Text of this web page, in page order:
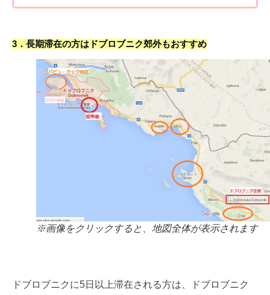
3．長期滞在の方はドブロブニク郊外もおすすめ
※画像をクリックすると、地図全体が表示されます
ドブロブニクに5日以上滞在される方は、ドブロブニク